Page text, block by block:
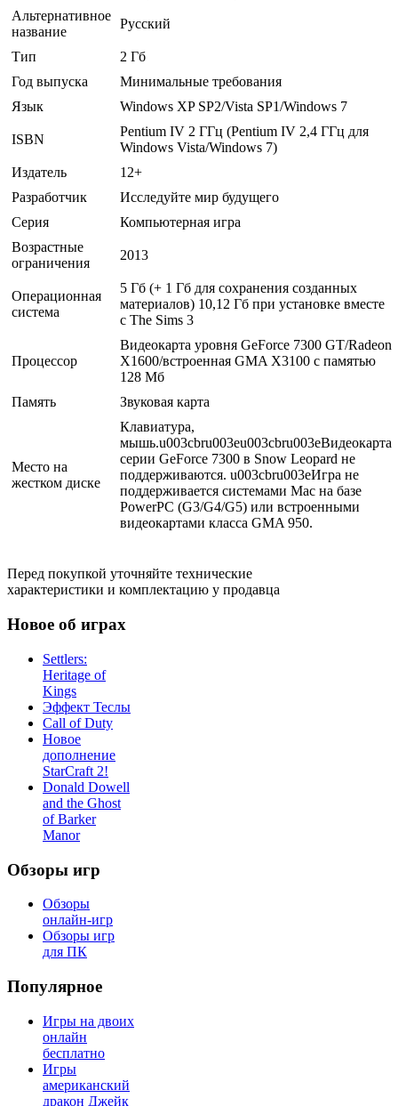
Альтернативное
название
Русский
Тип
2 Гб
Год выпуска
Минимальные требования
Язык
Windows XP SP2/Vista SP1/Windows 7
ISBN
Pentium IV 2 ГГц (Pentium IV 2,4 ГГц для
Windows Vista/Windows 7)
Издатель
12+
Разработчик
Исследуйте мир будущего
Серия
Компьютерная игра
Возрастные
ограничения
2013
Операционная
система
5 Гб (+ 1 Гб для сохранения созданных
материалов) 10,12 Гб при установке вместе
с The Sims 3
Процессор
Видеокарта уровня GeForce 7300 GT/Radeon
X1600/встроенная GMA X3100 с памятью
128 Мб
Память
Звуковая карта
Место на
жестком диске
Клавиатура,
мышь.u003cbru003eu003cbru003eВидеокарта
серии GeForce 7300 в Snow Leopard не
поддерживаются. u003cbru003eИгра не
поддерживается системами Mac на базе
PowerPC (G3/G4/G5) или встроенными
видеокартами класса GMA 950.
Перед покупкой уточняйте технические
характеристики и комплектацию у продавца
Новое об играх
Settlers:
Heritage of
Kings
Эффект Теслы
Call of Duty
Новое
дополнение
StarCraft 2!
Donald Dowell
and the Ghost
of Barker
Manor
Обзоры игр
Обзоры
онлайн-игр
Обзоры игр
для ПК
Популярное
Игры на двоих
онлайн
бесплатно
Игры
американский
дракон Джейк